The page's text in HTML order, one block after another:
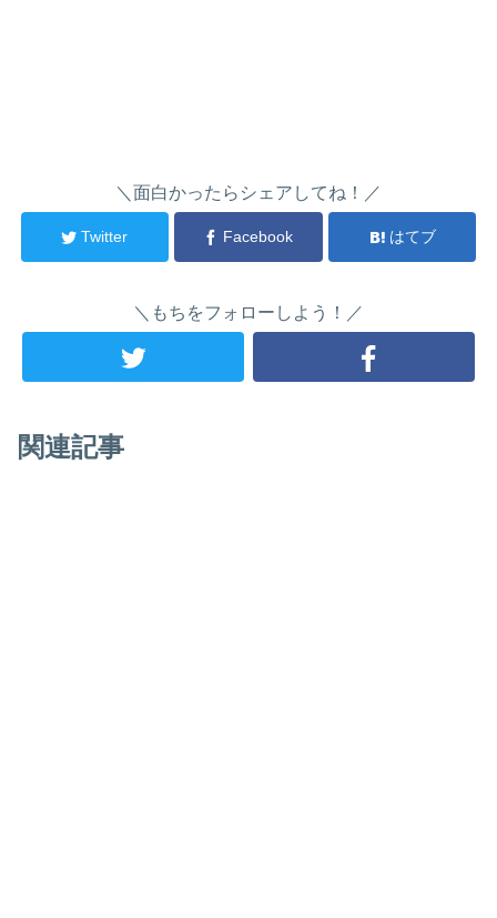
＼面白かったらシェアしてね！／
Twitter Facebook はてブ
＼もちをフォローしよう！／
関連記事